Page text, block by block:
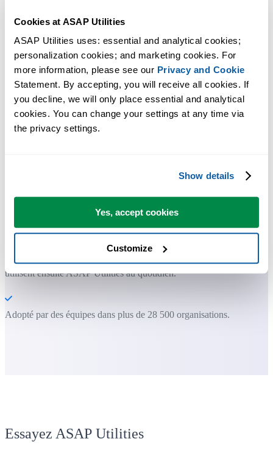
Cookies at ASAP Utilities
ASAP Utilities uses: essential and analytical cookies;
personalization cookies; and marketing cookies. For
more information, please see our Privacy and Cookie
Statement. By accepting, you will receive all cookies. If
you decline, we will only place essential and analytical
cookies. You can change your settings at any time via
the privacy settings.
Show details
Yes, accept cookies
Customize
Des outils pratiques que beaucoup d'utilisateurs d'Excel aimeraient
avoir directement dans Excel.
Gagnez du temps dans Excel. Tout
simplement.
Vous pouvez commencer immédiatement. Aucune formation
utilisent ensuite ASAP Utilities au quotidien.
Adopté par des équipes dans plus de 28 500 organisations.
Essayez ASAP Utilities